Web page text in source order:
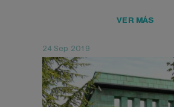
VER MÁS
24 Sep 2019